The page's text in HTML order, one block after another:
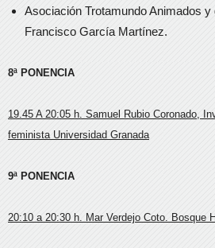
Asociación Trotamundo Animados
Francisco García Martínez.
8ª PONENCIA
19.45 A 20:05 h. Samuel Rubio Coronado,
feminista Universidad Granada
9ª PONENCIA
20:10 a 20:30 h. Mar Verdejo Coto. Bosque